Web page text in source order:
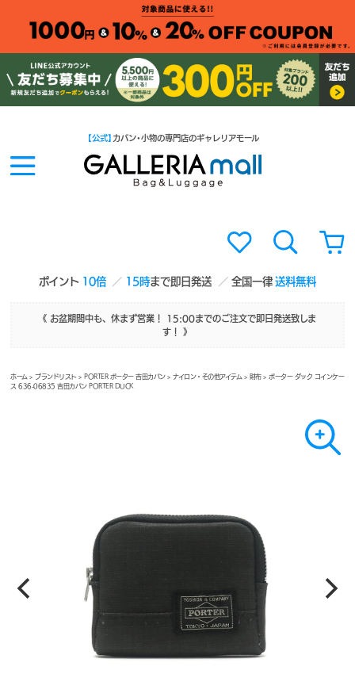
ポイント 10倍 15時まで即日発送 全国一律送料無料
【公式】 カバン・小物の専門店のギャレリアモール
《 お盆期間中も、休まず営業！ 15:00までのご注文で即日発送致しま
す！ 》
ホーム >ブランドリスト > PORTER ポーター 吉田カバン>ナイロン・その他アイテム > 財布> ポーター ダック コインケー
ス 636-06835 吉田カバン PORTER DUCK